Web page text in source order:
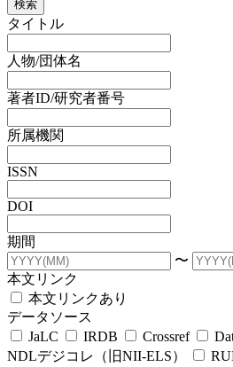
検索
タイトル
人物/団体名
著者ID/研究者番号
所属機関
ISSN
DOI
期間
〜
本文リンク
本文リンクあり
データソース
JaLC
IRDB Crossref
NDLデジコレ（旧NII-ELS）